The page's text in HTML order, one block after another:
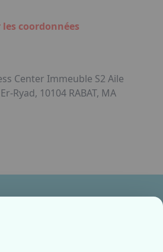
les coordonnées
Center Immeuble S2 Aile
Ryad, 10104 RABAT, MA